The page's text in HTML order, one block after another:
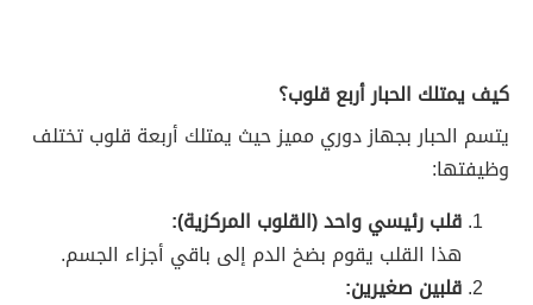
كيف يمتلك الحبار أربع قلوب؟
يتسم الحبار بجهاز دوري مميز حيث يمتلك أربعة قلوب تختلف
وظيفتها:
قلب رئيسي واحد (القلوب المركزية):
هذا القلب يقوم بضخ الدم إلى باقي أجزاء الجسم.
قلبين صغيرين: